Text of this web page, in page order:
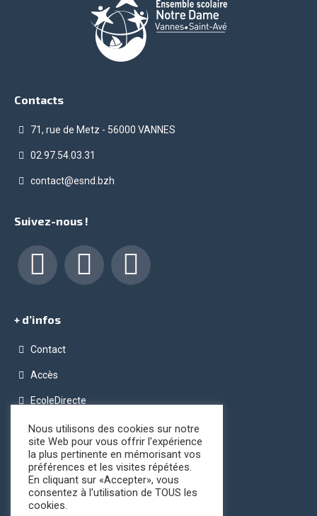
Contacts
71, rue de Metz - 56000 VANNES
02.97.54.03.31
contact@esnd.bzh
Suivez-nous !
Facebook LinkedIn Instagram
+ d’infos
Contact
Accès
EcoleDirecte
Programme OPC (Ordinateur Pour Chacun)
Conditions générales de vente
Registre public d’accessibilité
Nous utilisons des cookies sur notre
site Web pour vous offrir l'expérience
la plus pertinente en mémorisant vos
préférences et les visites répétées.
En cliquant sur «Accepter», vous
consentez à l'utilisation de TOUS les
cookies.